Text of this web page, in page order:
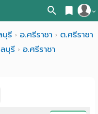
สมาชิก
ะบบ
บุรี อ.ศรีราชา
ต.ศรีราชา
บุรี
อ.ศรีราชา